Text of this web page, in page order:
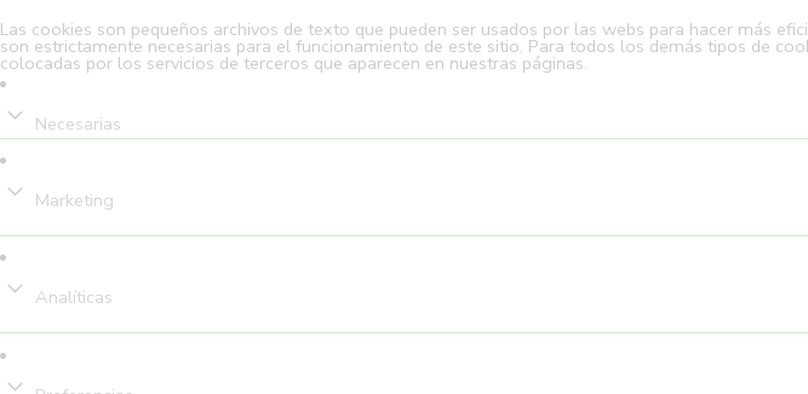
Las cookies son pequeños archivos de texto que pueden ser usados por las webs para hacer más
son estrictamente necesarias para el funcionamiento de este sitio. Para todos los demás tipos de
colocadas por los servicios de terceros que aparecen en nuestras páginas.
Necesarias
Marketing
Analíticas